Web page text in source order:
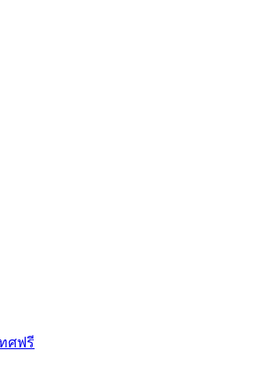
ศฟรี